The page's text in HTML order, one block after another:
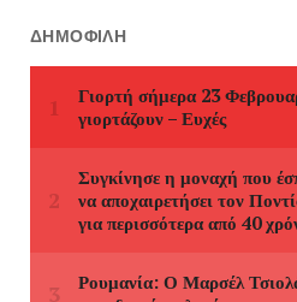
ΔΗΜΟΦΙΛΉ